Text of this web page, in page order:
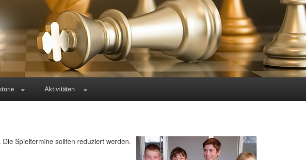
Aktivitäten
Spieltermine sollten reduziert werden.